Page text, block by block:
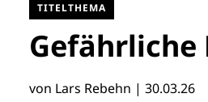
TITELTHEMA
Gefährliche
von Lars Rebehn | 30.03.26